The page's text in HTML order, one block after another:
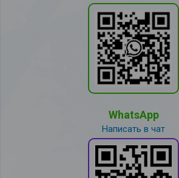
WhatsApp
Написать в чат